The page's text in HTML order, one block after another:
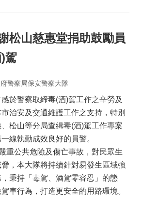
松山慈惠堂捐助鼓勵員
駕
警察局保安警察大隊
於警察取締毒(酒)駕工作之辛勞及
治安及交通維護工作之支持，特別
松山等分局查緝毒(酒)駕工作專案
線執勤成效良好的員警。
重公共危險及傷亡事故，對民眾生
，本大隊將持續針對易發生區域強
秉持「毒駕、酒駕零容忍」的態
車行為，打造更安全的用路環境。